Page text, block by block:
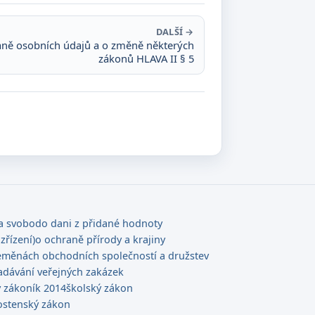
DALŠÍ →
osobních údajů a o změně některých
zákonů HLAVA II § 5
svobodo dani z přidané hodnoty
o ochraně přírody a krajiny
obchodních společností a družstev
veřejných zakázek
zákoník 2014školský zákon
zákon